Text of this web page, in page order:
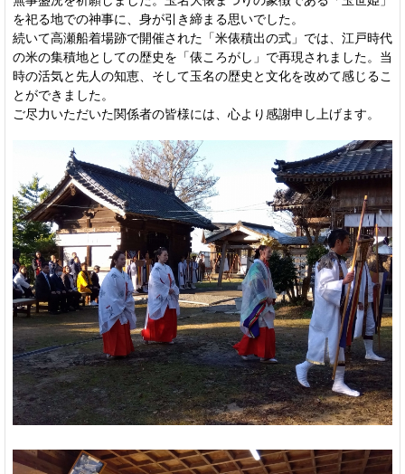
を祀る地での神事に、身が引き締まる思いでした。
続いて高瀬船着場跡で開催された「米俵積出の式」では、江戸時代
の米の集積地としての歴史を「俵ころがし」で再現されました。当
時の活気と先人の知恵、そして玉名の歴史と文化を改めて感じるこ
とができました。
ご尽力いただいた関係者の皆様には、心より感謝申し上げます。